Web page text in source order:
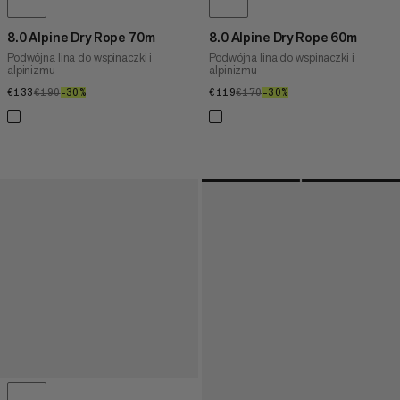
8.0 Alpine Dry Rope 70m
Podwójna lina do wspinaczki i
alpinizmu
€133€133
€190€190
–30%
8.0 Alpine Dry Rope 60m
Podwójna lina do wspinaczki i
alpinizmu
€119€119
€170€170
–30%